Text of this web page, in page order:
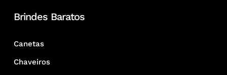
Brindes Baratos
Canetas
Chaveiros